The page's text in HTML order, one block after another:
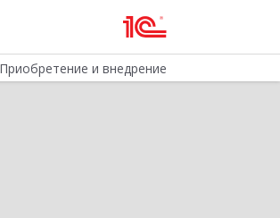
Приобретение и внедрение